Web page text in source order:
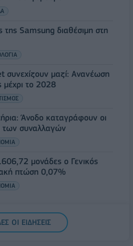
Samsung διαθέσιμη στη
συνεχίζουν μαζί: Ανανέωση
μέχρι το 2028
Άνοδο καταγράφουν οι
των συναλλαγών
μονάδες ο Γενικός
πτώση 0,07%
ΟΙ ΕΙΔΗΣΕΙΣ